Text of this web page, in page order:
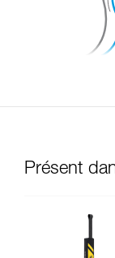
Présent